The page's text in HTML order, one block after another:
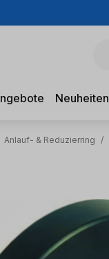
Neuheiten
Anlauf- & Reduzierring /